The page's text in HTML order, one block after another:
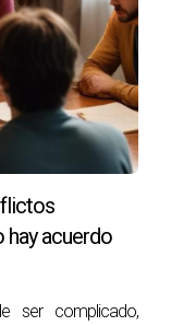
para maximizar el
garantizar un
de la
por un enfoque
primer lugar, es
profesional de la
en el mercado.
sólida para tomar
venta.
hay acuerdo
ser complicado,